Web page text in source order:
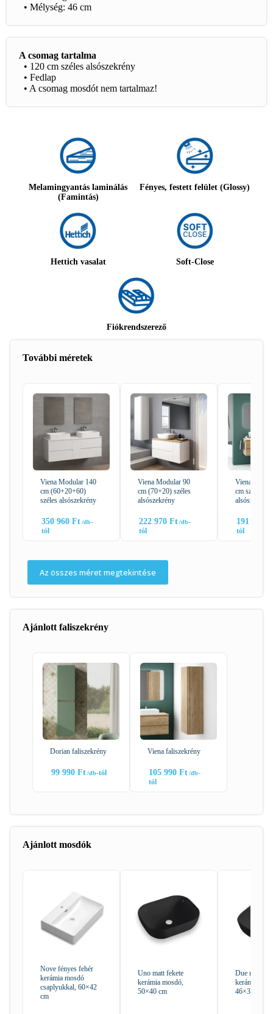
• Mélység: 46 cm
A csomag tartalma
• 120 cm széles alsószekrény
• Fedlap
• A csomag mosdót nem tartalmaz!
Melamingyantás laminálás
(Famintás)
Fényes, festett felület (Glossy)
Hettich vasalat Soft-Close
Fiókrendszerező
További méretek
Viena Modular 140
cm (60+20+60)
széles alsószekrény
350 960Ft
-
tól
Viena Modular 90
cm (70+20) széles
alsószekrény
222 970Ft
-
tól
Viena
cm széles
alsószekrény
191 980
tól
Az összes méret megtekintése
Ajánlott faliszekrény
Dorian faliszekrény
99 990Ft -tól
Viena faliszekrény
105 990Ft
-
tól
Ajánlott mosdók
Nove fényes fehér
kerámia mosdó
csaplyukkal, 60×42
cm
Uno matt fekete
kerámia mosdó,
50×40 cm
Due matt
kerámia
46×33 cm